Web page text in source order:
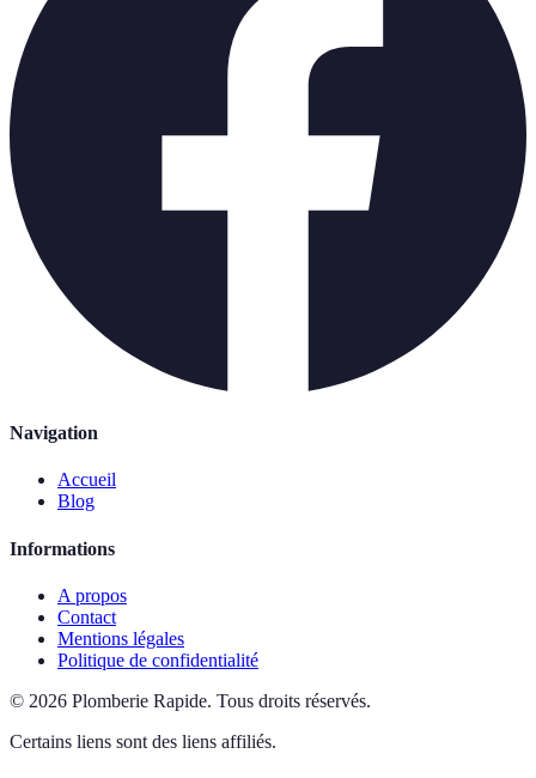
Navigation
Accueil
Blog
Informations
A propos
Contact
Mentions légales
Politique de confidentialité
© 2026 Plomberie Rapide. Tous droits réservés.
Certains liens sont des liens affiliés.